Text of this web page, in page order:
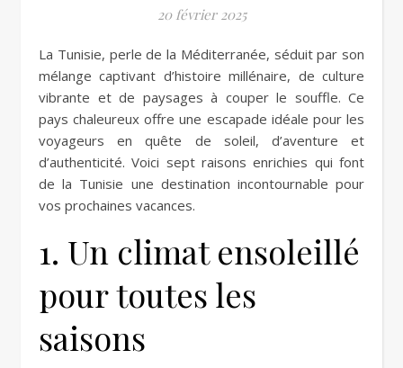
20 février 2025
La Tunisie, perle de la Méditerranée, séduit par son
mélange captivant d’histoire millénaire, de culture
vibrante et de paysages à couper le souffle. Ce
pays chaleureux offre une escapade idéale pour les
voyageurs en quête de soleil, d’aventure et
d’authenticité. Voici sept raisons enrichies qui font
de la Tunisie une destination incontournable pour
vos prochaines vacances.
1. Un climat ensoleillé
pour toutes les
saisons